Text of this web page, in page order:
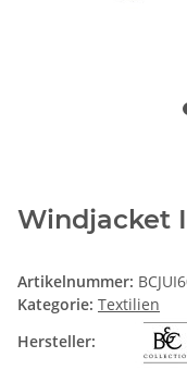
Windjacket
Artikelnummer:
Kategorie: Textilien
Hersteller: